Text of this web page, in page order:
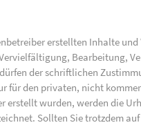
erstellten Inhalte
Bearbeitung,
der schriftlichen
für den privaten, nicht
erstellt wurden, werden die
Sollten Sie trotzdem